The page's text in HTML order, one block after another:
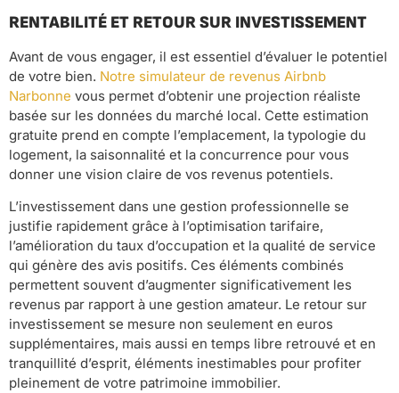
RENTABILITÉ ET RETOUR SUR INVESTISSEMENT
Avant de vous engager, il est essentiel d’évaluer le potentiel
de votre bien. Notre simulateur de revenus Airbnb
Narbonne vous permet d’obtenir une projection réaliste
basée sur les données du marché local. Cette estimation
gratuite prend en compte l’emplacement, la typologie du
logement, la saisonnalité et la concurrence pour vous
donner une vision claire de vos revenus potentiels.
L’investissement dans une gestion professionnelle se
justifie rapidement grâce à l’optimisation tarifaire,
l’amélioration du taux d’occupation et la qualité de service
qui génère des avis positifs. Ces éléments combinés
permettent souvent d’augmenter significativement les
revenus par rapport à une gestion amateur. Le retour sur
investissement se mesure non seulement en euros
supplémentaires, mais aussi en temps libre retrouvé et en
tranquillité d’esprit, éléments inestimables pour profiter
pleinement de votre patrimoine immobilier.